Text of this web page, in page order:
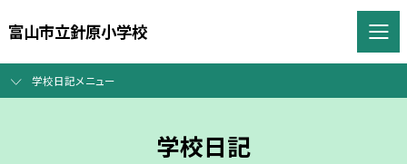
富山市立針原小学校
学校日記メニュー
学校日記